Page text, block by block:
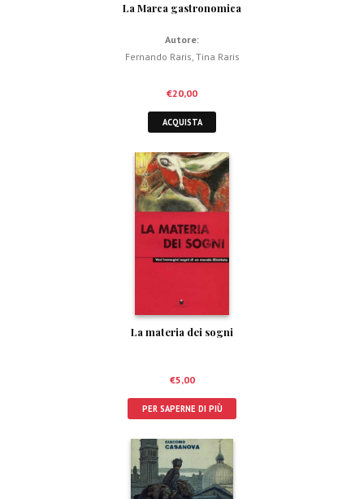
La Marca gastronomica
Autore:
Fernando Raris Tina Raris
€20,00
ACQUISTA
La materia dei sogni
€5,00
PER SAPERNE DI PIÙ